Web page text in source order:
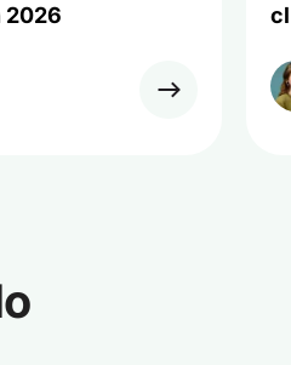
2026